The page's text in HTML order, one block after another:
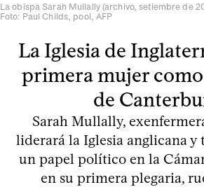
La obispa Sarah Mullally (archivo, setiembre de
Foto: Paul Childs, pool, AFP
La Iglesia de
primera mujer
de
Sarah Mullally,
liderará la Iglesia anglicana y
un papel político en la
en su primera plegaria,